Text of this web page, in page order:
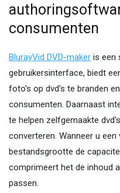
consumenten
BlurayVid DVD-maker is een
gebruikersinterface, biedt
foto's op dvd's te branden
consumenten. Daarnaast
te helpen zelfgemaakte
converteren. Wanneer u
bestandsgrootte de
comprimeert het de inhoud
passen.